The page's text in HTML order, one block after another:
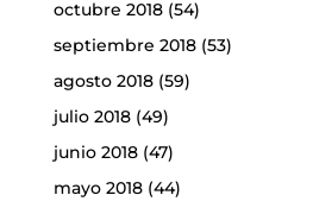
octubre 2018(54)
septiembre 2018(53)
agosto 2018(59)
julio 2018(49)
junio 2018(47)
mayo 2018(44)